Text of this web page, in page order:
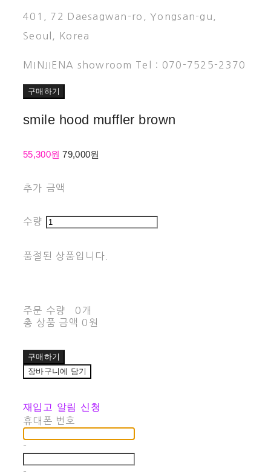
401, 72 Daesagwan-ro, Yongsan-gu,
Seoul, Korea
MINJIENA showroom Tel : 070-7525-2370
구매하기
smile hood muffler brown
55,300원79,000원
추가 금액
수량
품절된 상품입니다.
주문 수량
0개
총 상품 금액 0원
구매하기
장바구니에 담기
재입고 알림 신청
휴대폰 번호
-
-